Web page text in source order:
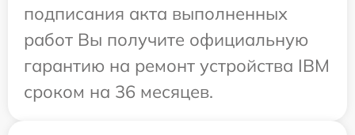
подписания акта выполненных
работ Вы получите официальную
гарантию на ремонт устройства IBM
сроком на 36 месяцев.